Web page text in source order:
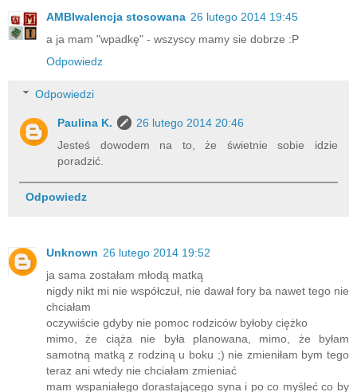
AMBIwalencja stosowana 26 lutego 2014 19:45
a ja mam "wpadkę" - wszyscy mamy sie dobrze :P
Odpowiedz
Odpowiedzi
Paulina K.
26 lutego 2014 20:46
Jesteś dowodem na to, że świetnie sobie idzie
poradzić.
Odpowiedz
Unknown 26 lutego 2014 19:52
ja sama zostałam młodą matką
nigdy nikt mi nie współczuł, nie dawał fory ba nawet tego nie
chciałam
oczywiście gdyby nie pomoc rodziców byłoby ciężko
mimo, że ciąża nie była planowana, mimo, że byłam
samotną matką z rodziną u boku ;) nie zmieniłam bym tego
teraz ani wtedy nie chciałam zmieniać
mam wspaniałego dorastającego syna i po co myśleć co by